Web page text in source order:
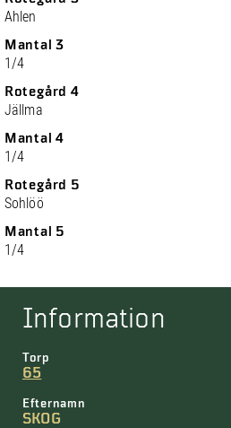
Ahlen
Mantal 3
1/4
Rotegård 4
Jällma
Mantal 4
1/4
Rotegård 5
Sohlöö
Mantal 5
1/4
Information
Torp
65
Efternamn
SKOG